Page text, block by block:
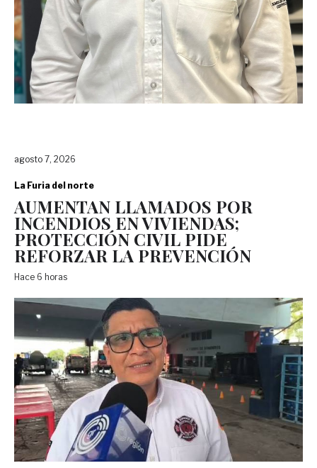
agosto 7, 2026
La Furia del norte
AUMENTAN LLAMADOS POR
INCENDIOS EN VIVIENDAS;
PROTECCIÓN CIVIL PIDE
REFORZAR LA PREVENCIÓN
Hace 6 horas